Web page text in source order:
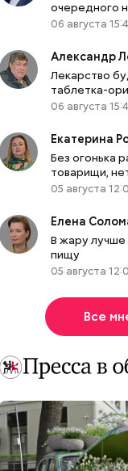
очередного
06 августа
Александр
Лекарство
таблетка-
06 августа
Екатерина
Без огонька
товарищи,
05 августа
Елена
В жару
пищу
05 августа
Все